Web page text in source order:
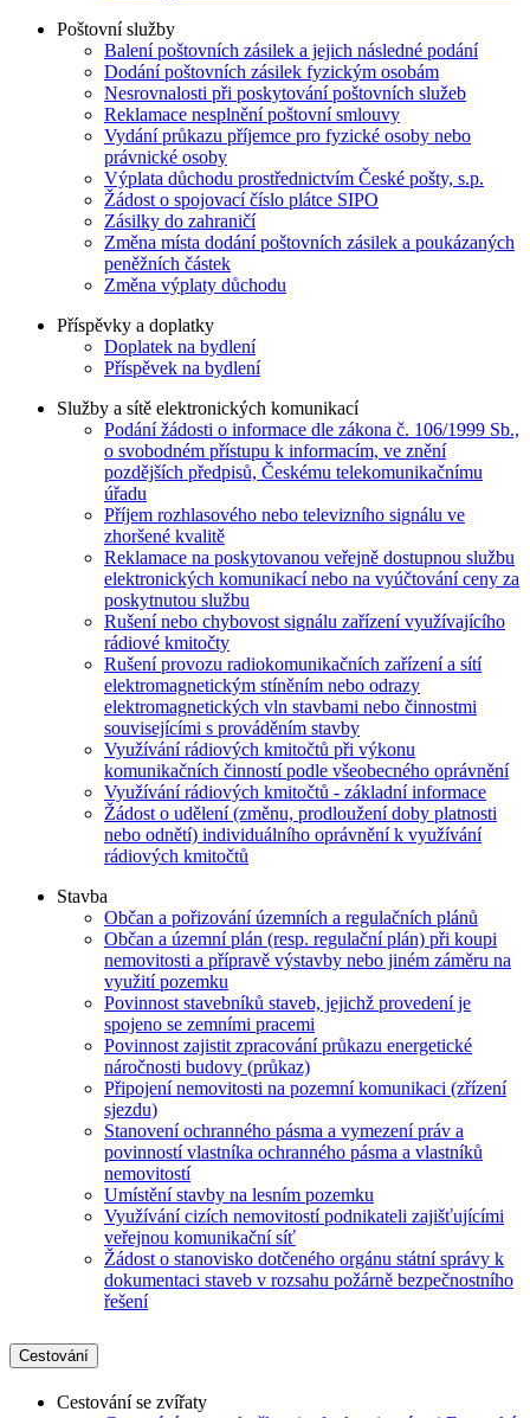
Poštovní služby
Balení poštovních zásilek a jejich následné podání
Dodání poštovních zásilek fyzickým osobám
Nesrovnalosti při poskytování poštovních služeb
Reklamace nesplnění poštovní smlouvy
Vydání průkazu příjemce pro fyzické osoby nebo
právnické osoby
Výplata důchodu prostřednictvím České pošty, s.p.
Žádost o spojovací číslo plátce SIPO
Zásilky do zahraničí
Změna místa dodání poštovních zásilek a poukázaných
peněžních částek
Změna výplaty důchodu
Příspěvky a doplatky
Doplatek na bydlení
Příspěvek na bydlení
Služby a sítě elektronických komunikací
Podání žádosti o informace dle zákona č. 106/1999 Sb.,
o svobodném přístupu k informacím, ve znění
pozdějších předpisů, Českému telekomunikačnímu
úřadu
Příjem rozhlasového nebo televizního signálu ve
zhoršené kvalitě
Reklamace na poskytovanou veřejně dostupnou službu
elektronických komunikací nebo na vyúčtování ceny za
poskytnutou službu
Rušení nebo chybovost signálu zařízení využívajícího
rádiové kmitočty
Rušení provozu radiokomunikačních zařízení a sítí
elektromagnetickým stíněním nebo odrazy
elektromagnetických vln stavbami nebo činnostmi
souvisejícími s prováděním stavby
Využívání rádiových kmitočtů při výkonu
komunikačních činností podle všeobecného oprávnění
Využívání rádiových kmitočtů - základní informace
Žádost o udělení (změnu, prodloužení doby platnosti
nebo odnětí) individuálního oprávnění k využívání
rádiových kmitočtů
Stavba
Občan a pořizování územních a regulačních plánů
Občan a územní plán (resp. regulační plán) při koupi
nemovitosti a přípravě výstavby nebo jiném záměru na
využití pozemku
Povinnost stavebníků staveb, jejichž provedení je
spojeno se zemními pracemi
Povinnost zajistit zpracování průkazu energetické
náročnosti budovy (průkaz)
Připojení nemovitosti na pozemní komunikaci (zřízení
sjezdu)
Stanovení ochranného pásma a vymezení práv a
povinností vlastníka ochranného pásma a vlastníků
nemovitostí
Umístění stavby na lesním pozemku
Využívání cizích nemovitostí podnikateli zajišťujícími
veřejnou komunikační síť
Žádost o stanovisko dotčeného orgánu státní správy k
dokumentaci staveb v rozsahu požárně bezpečnostního
řešení
Cestování
Cestování se zvířaty